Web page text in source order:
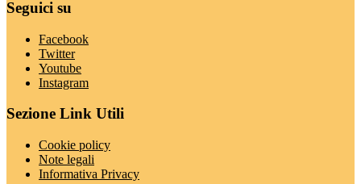
Seguici su
Facebook
Twitter
Youtube
Instagram
Sezione Link Utili
Cookie policy
Note legali
Informativa Privacy